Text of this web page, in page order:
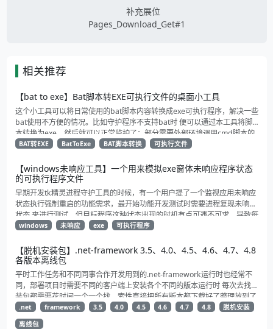
补充展位
Pages_Download_Get#1
相关推荐
【bat to exe】Bat脚本转EXE可执行文件的桌面小工具
这个小工具可以将日常使用的bat脚本内容转换成exe可执行程序，解决一些
bat使用不方便的情况。比如守护程序不支持bat时 便可以通过本工具将脚
本转换为exe，然后就可以正常监护了；部分需要外部环境调用cmd脚本的
可能会有点问题（比如nodejs、node-red相关进程）
BAT转EXE BatToExe BAT脚本转换 可执行文件
【windows未响应工具】一个用来模拟exe窗体未响应程序状态
的可执行程序文件
早期开发tk精灵进程守护工具的时候，有一个用户提了一个监视应用未响应
状态执行强制重启的功能需求，最开始功能开发测试时需要进程复现未响应
状态 来进行测试，但目标程序这种状态出现的时机有点可遇不可求，导致每
次功能验证和测试都比较麻烦，于是就自己花了点时间写了个启动就直接未
windows 未响应 exe 可执行程序
【脱机安装包】.net-framework 3.5、4.0、4.5、4.6、4.7、4.8
各版本离线包
平时工作任务和不同同事合作开发用到的.net-framework运行时也经常不
同，部署项目时需要不同的客户端上安装各个不同的版本运行时 每次去找安
装包都需要花时间一个一个找，索性直接把所有版本都下载好了整理放到了
一起方便以后下载和转存。 其中包含了自.net 3.5以来3.5、4.0、4.5、
4.6、4.7、4.8各个版本发布的的运行时离线安装包
.net framework 3.5 4.0 4.5 4.6 4.7 4.8
脱机安装
离线包